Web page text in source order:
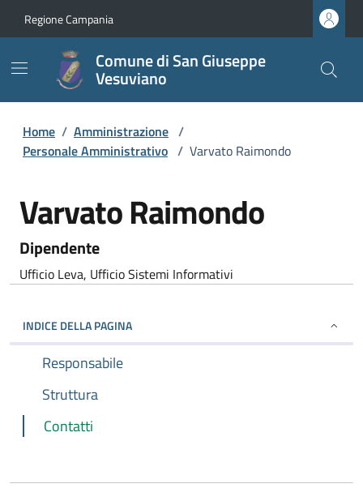
Regione Campania
Comune di San Giuseppe
Vesuviano
Home / Amministrazione /
Personale Amministrativo / Varvato Raimondo
Varvato Raimondo
Dipendente
Ufficio Leva, Ufficio Sistemi Informativi
INDICE DELLA PAGINA
Responsabile
Struttura
Contatti